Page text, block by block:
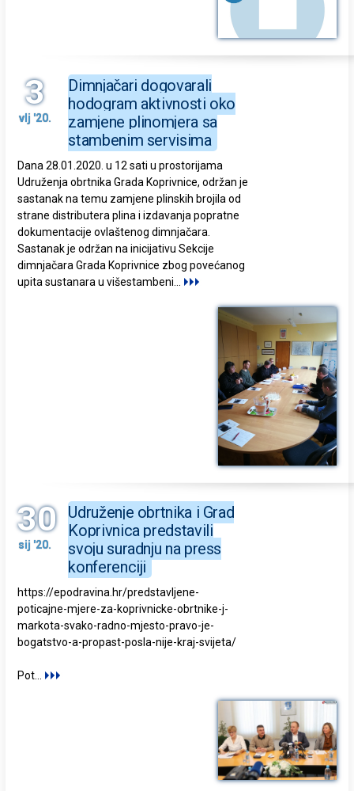
3
vlj '20.
Dimnjačari dogovarali
hodogram aktivnosti oko
zamjene plinomjera sa
stambenim servisima
Dana 28.01.2020. u 12 sati u prostorijama
Udruženja obrtnika Grada Koprivnice, održan je
sastanak na temu zamjene plinskih brojila od
strane distributera plina i izdavanja popratne
dokumentacije ovlaštenog dimnjačara.
Sastanak je održan na inicijativu Sekcije
dimnjačara Grada Koprivnice zbog povećanog
upita sustanara u višestambeni
30
sij '20.
Udruženje obrtnika i Grad
Koprivnica predstavili
svoju suradnju na press
konferenciji
https://epodravina.hr/predstavljene-
poticajne-mjere-za-koprivnicke-obrtnike-j-
markota-svako-radno-mjesto-pravo-je-
bogatstvo-a-propast-posla-nije-kraj-svijeta/
Pot